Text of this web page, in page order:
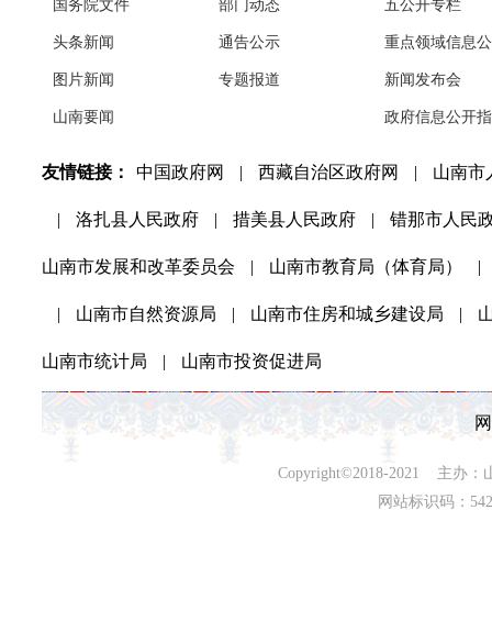
国务院文件
头条新闻
图片新闻
山南要闻
部门动态
通告公示
专题报道
五公开专栏
重点领域信息
新闻发布会
政府信息公开
友情链接： 中国政府网 | 西藏自治区政府网 | 山南市
| 洛扎县人民政府 | 措美县人民政府 | 错那市人民
山南市发展和改革委员会 | 山南市教育局（体育局） |
| 山南市自然资源局 | 山南市住房和城乡建设局 |
山南市统计局 | 山南市投资促进局
Copyright©2018-2021 主办：
网站标识码：